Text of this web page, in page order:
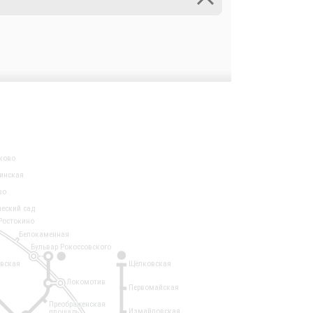
1
Локомотив
сад
Белокаменная
Щёлковская
Первомайская
Измайловская
Бульвар Рокоссовского
Преображенская